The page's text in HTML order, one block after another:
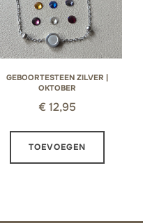
GEBOORTESTEEN ZILVER |
OKTOBER
€ 12,95
TOEVOEGEN